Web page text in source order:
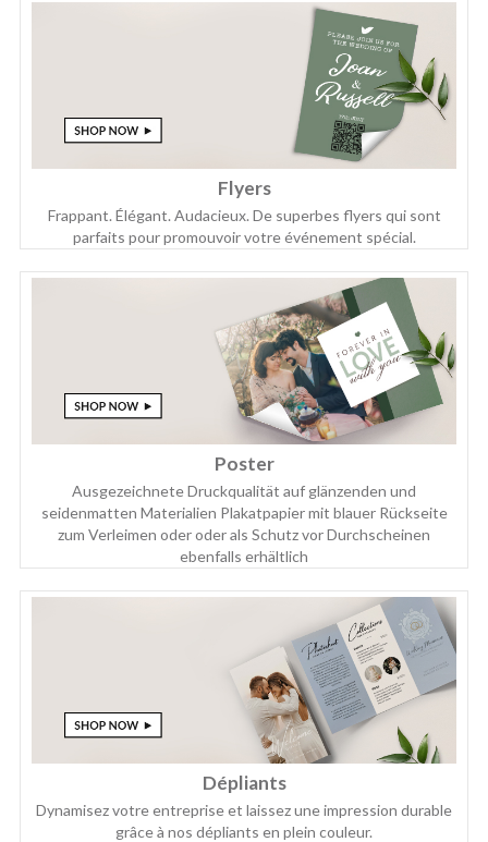
Flyers
Frappant. Élégant. Audacieux. De superbes flyers qui sont
parfaits pour promouvoir votre événement spécial.
Poster
Ausgezeichnete Druckqualität auf glänzenden und
seidenmatten Materialien Plakatpapier mit blauer Rückseite
zum Verleimen oder oder als Schutz vor Durchscheinen
ebenfalls erhältlich
Dépliants
Dynamisez votre entreprise et laissez une impression durable
grâce à nos dépliants en plein couleur.